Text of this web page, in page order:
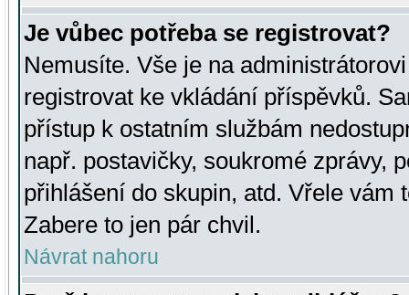
Je vůbec potřeba se registrovat?
Nemusíte. Vše je na
registrovat ke vkládání příspěvků.
přístup k ostatním službám
např. postavičky, soukromé zprávy,
přihlášení do skupin, atd. Vřele vám
Zabere to jen pár chvil.
Návrat nahoru